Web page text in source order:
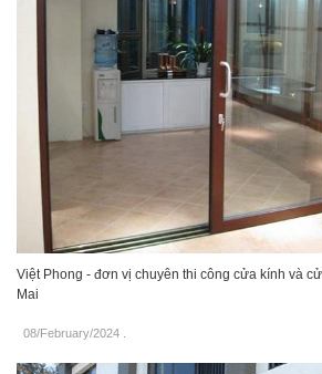
Việt Phong - đơn vị chuyên thi công cửa kính và
Mai
08/February/2024